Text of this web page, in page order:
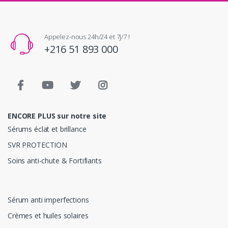
Appelez-nous 24h/24 et 7j/7 !
+216 51 893 000
ENCORE PLUS sur notre site
Sérums éclat et brillance
SVR PROTECTION
Soins anti-chute & Fortifiants
Sérum anti imperfections
Crèmes et huiles solaires